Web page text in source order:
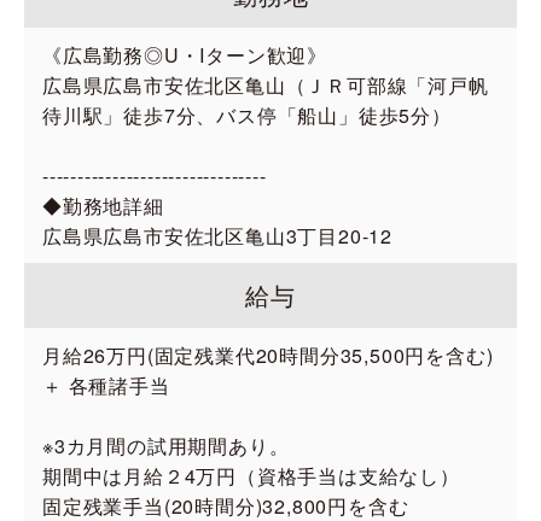
《広島勤務◎U・Iターン歓迎》
広島県広島市安佐北区亀山（ＪＲ可部線「河戸帆
待川駅」徒歩7分、バス停「船山」徒歩5分）
--------------------------------
◆勤務地詳細
広島県広島市安佐北区亀山3丁目20-12
給与
月給26万円(固定残業代20時間分35,500円を含む)
＋ 各種諸手当
※3カ月間の試用期間あり。
期間中は月給２4万円（資格手当は支給なし）
固定残業手当(20時間分)32,800円を含む